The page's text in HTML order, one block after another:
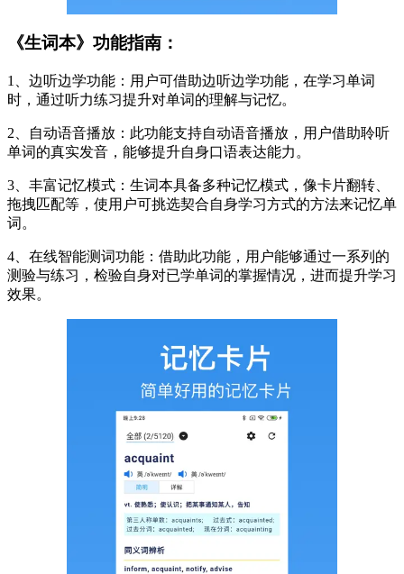
《生词本》功能指南：
1、边听边学功能：用户可借助边听边学功能，在学习单词
时，通过听力练习提升对单词的理解与记忆。
2、自动语音播放：此功能支持自动语音播放，用户借助聆听
单词的真实发音，能够提升自身口语表达能力。
3、丰富记忆模式：生词本具备多种记忆模式，像卡片翻转、
拖拽匹配等，使用户可挑选契合自身学习方式的方法来记忆单
词。
4、在线智能测词功能：借助此功能，用户能够通过一系列的
测验与练习，检验自身对已学单词的掌握情况，进而提升学习
效果。